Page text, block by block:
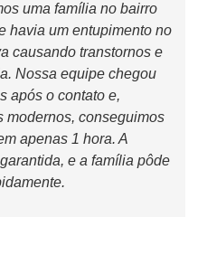
uma família no bairro
havia um entupimento no
causando transtornos e
Nossa equipe chegou
após o contato e,
modernos, conseguimos
apenas 1 hora. A
e a família pôde